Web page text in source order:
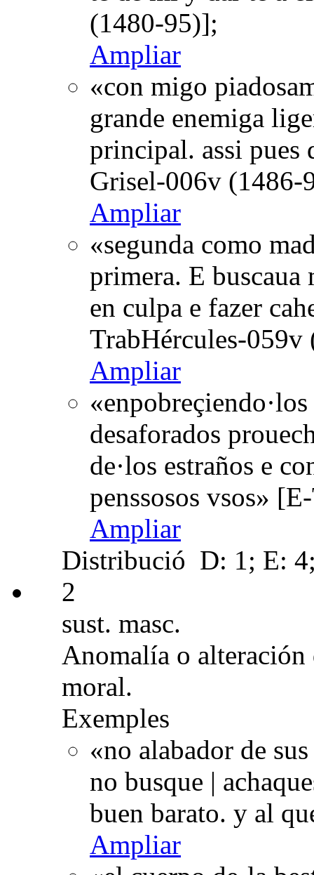
(1480-95)];
Ampliar
«con migo
grande enemiga
principal. assi pues
Grisel-006v (1486-
Ampliar
«segunda como
primera. E buscaua
en culpa e fazer
TrabHércules-059v
Ampliar
desaforados
de·los estraños e
penssosos vsos»
Ampliar
Distribució D: 1; E:
2
sust. masc.
Anomalía o alteración
moral.
Exemples
«no alabador de
no busque |
buen barato. y al
Ampliar